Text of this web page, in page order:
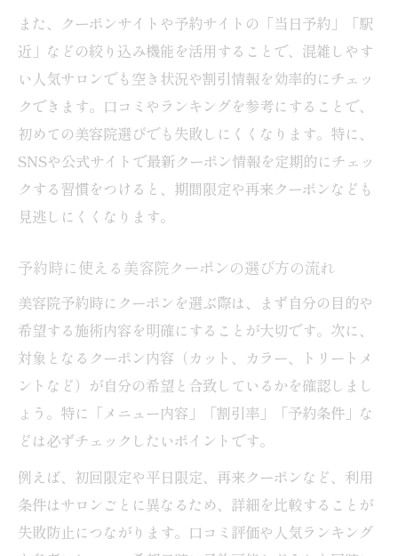
また、クーポンサイトや予約サイトの「当日予約」「駅
近」などの絞り込み機能を活用することで、混雑しやす
い人気サロンでも空き状況や割引情報を効率的にチェッ
クできます。口コミやランキングを参考にすることで、
初めての美容院選びでも失敗しにくくなります。特に、
SNSや公式サイトで最新クーポン情報を定期的にチェッ
クする習慣をつけると、期間限定や再来クーポンなども
見逃しにくくなります。
予約時に使える美容院クーポンの選び方の流れ
美容院予約時にクーポンを選ぶ際は、まず自分の目的や
希望する施術内容を明確にすることが大切です。次に、
対象となるクーポン内容（カット、カラー、トリートメ
ントなど）が自分の希望と合致しているかを確認しまし
ょう。特に「メニュー内容」「割引率」「予約条件」な
どは必ずチェックしたいポイントです。
例えば、初回限定や平日限定、再来クーポンなど、利用
条件はサロンごとに異なるため、詳細を比較することが
失敗防止につながります。口コミ評価や人気ランキング